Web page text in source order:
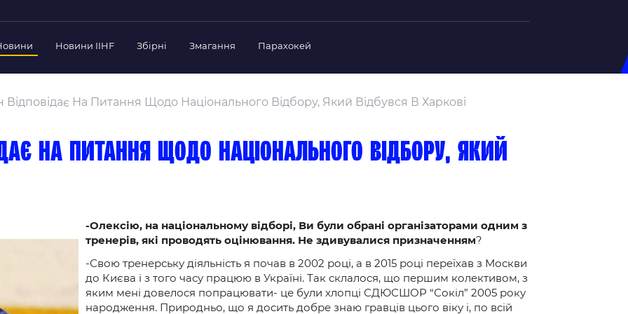
Федерації
Новини IIHF Збірні
Склад Збірної
Календар Матчів
Склад Збірної
Календар Матчів
Тренерський Штаб
Календар Матчів
Тренерський Штаб
Календар Матчів
Змагання Парахокей
Відповідає На Питання Щодо Національного Відбору, Який Відбувся В Харкові
на питання щодо національного відбору, який
-Олексію, на національному відборі, Ви були обрані організаторами одним з
тренерів, які проводять оцінювання. Не здивувалися призначенням?
-Свою тренерську діяльність я почав в 2002 році, а в 2015 році переїхав з Москви
до Києва і з того часу працюю в Україні. Так склалося, що першим колективом, з
яким мені довелося попрацювати- це були хлопці СДЮСШОР “Сокіл” 2005 року
народження. Природньо, що я досить добре знаю гравців цього віку і, по всій